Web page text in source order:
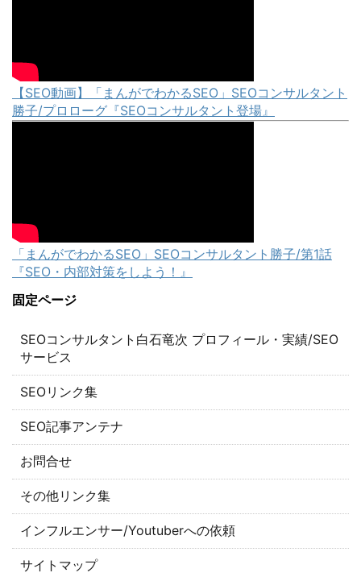
【SEO動画】「まんがでわかるSEO」SEOコンサルタント
勝子/プロローグ『SEOコンサルタント登場』
「まんがでわかるSEO」SEOコンサルタント勝子/第1話
『SEO・内部対策をしよう！』
固定ページ
SEOコンサルタント白石竜次 プロフィール・実績/SEO
サービス
SEOリンク集
SEO記事アンテナ
お問合せ
その他リンク集
インフルエンサー/Youtuberへの依頼
サイトマップ